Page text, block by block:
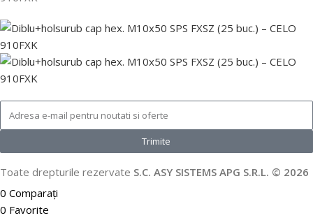
Trimite
Toate drepturile rezervate S.C. ASY SISTEMS APG S.R.L. © 2026
0 Comparați
0 Favorite